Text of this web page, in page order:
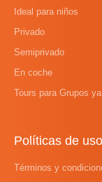
Ideal para niños
Privado
Semiprivado
En coche
Tours para Grupos
Políticas de uso
Términos y